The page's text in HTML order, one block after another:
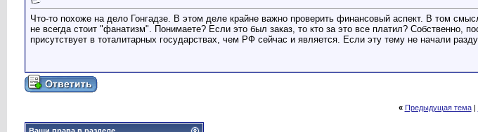
Что-то похоже на дело Гонгадзе. В этом деле крайне важно проверить финансовый аспект. В том
не всегда стоит "фанатизм". Понимаете? Если это был заказ, то кто за это все платил? Собственно,
присутствует в тоталитарных государствах, чем РФ сейчас и является. Если эту тему не начали
« Предыдущая тема|